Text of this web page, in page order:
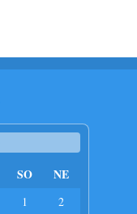
SO NE
1
2